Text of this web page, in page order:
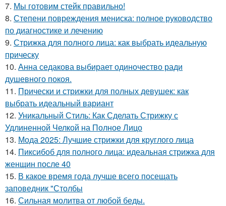
7. Мы готовим стейк правильно!
8. Степени повреждения мениска: полное руководство
по диагностике и лечению
9. Стрижка для полного лица: как выбрать идеальную
прическу
10. Анна седакова выбирает одиночество ради
душевного покоя.
11. Прически и стрижки для полных девушек: как
выбрать идеальный вариант
12. Уникальный Стиль: Как Сделать Стрижку с
Удлиненной Челкой на Полное Лицо
13. Мода 2025: Лучшие стрижки для круглого лица
14. Пиксибоб для полного лица: идеальная стрижка для
женщин после 40
15. В какое время года лучше всего посещать
заповедник "Столбы
16. Сильная молитва от любой беды.